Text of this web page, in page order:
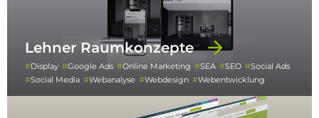
Lehner Raumkonzepte
Display Google Ads Online Marketing SEA SEO
Social Ads
Social Media
Webanalyse Webdesign Webentwicklung